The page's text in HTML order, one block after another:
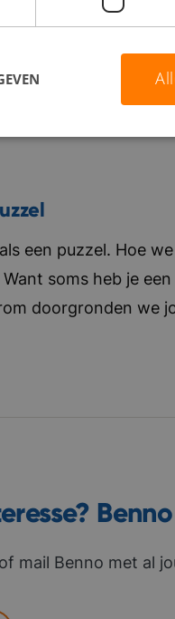
een puzzel. Hoe
soms heb je
doorgronden we
mail Benno met al